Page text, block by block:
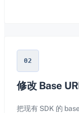
02
修改 Base
把现有 SDK 的